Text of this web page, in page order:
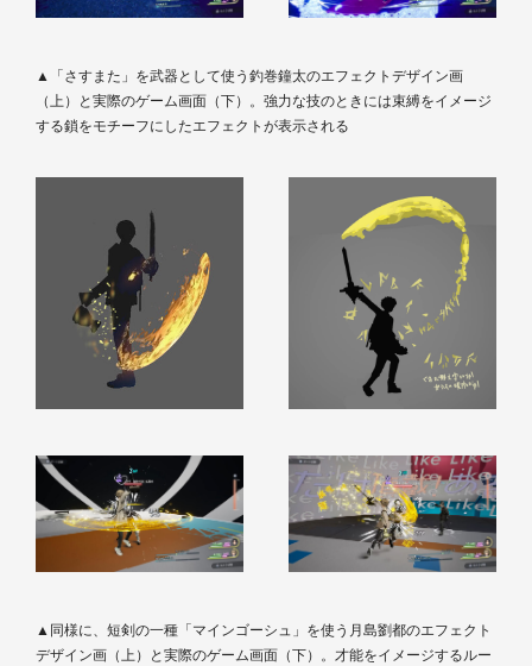
▲「さすまた」を武器として使う釣巻鐘太のエフェクトデザイン画
（上）と実際のゲーム画面（下）。強力な技のときには束縛をイメージ
する鎖をモチーフにしたエフェクトが表示される
▲同様に、短剣の一種「マインゴーシュ」を使う月島劉都のエフェクト
デザイン画（上）と実際のゲーム画面（下）。才能をイメージするルー